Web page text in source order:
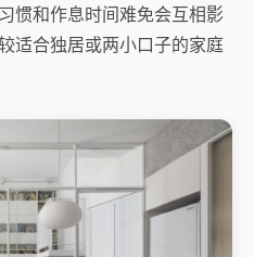
惯和作息时间难免会互相影
适合独居或两小口子的家庭